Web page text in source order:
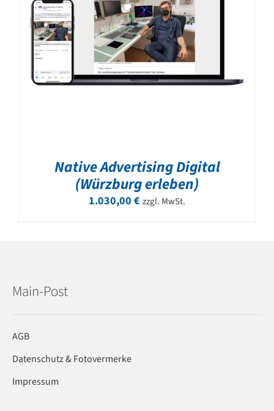
Native Advertising Digital
(Würzburg erleben)
1.030,00 € zzgl. MwSt.
Main-Post
AGB
Datenschutz & Fotovermerke
Impressum